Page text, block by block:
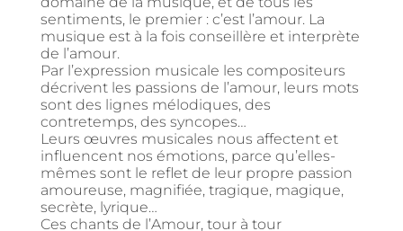
sentiments, le premier : c’est l’amour. La
musique est à la fois conseillère et interprète
de l’amour.
Par l’expression musicale les compositeurs
décrivent les passions de l’amour, leurs mots
sont des lignes mélodiques, des
contretemps, des syncopes…
Leurs œuvres musicales nous affectent et
influencent nos émotions, parce qu’elles-
mêmes sont le reflet de leur propre passion
amoureuse, magnifiée, tragique, magique,
secrète, lyrique…
Ces chants de l’Amour, tour à tour